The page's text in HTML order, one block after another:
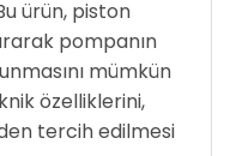
ürün, piston
pompanın
mümkün
özelliklerini,
tercih edilmesi